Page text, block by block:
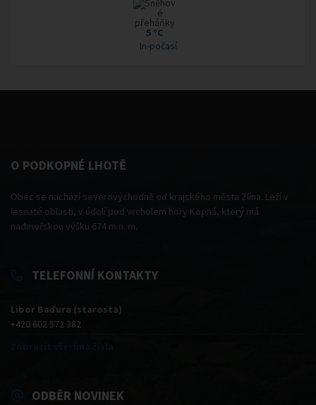
5 °C
In-počasí
O PODKOPNÉ LHOTĚ
Obec se nachází severovýchodně od krajského města Zlína. Leží v
lesnaté oblasti, v údolí pod vrcholem hory Kopná, který má
nadmořskou výšku 674 m n. m.
TELEFONNÍ KONTAKTY
Libor Baďura (starosta)
+420 602 572 382
Zobrazit všechna čísla
ODBĚR NOVINEK